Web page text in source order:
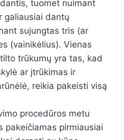
tuomet nuimant
galiausiai dantų
sujungtas tris (ar
(vainikėlius). Vienas
trūkumų yra tas, kad
ar įtrūkimas ir
reikia pakeisti visą
procedūros metu
pakeičiamas pirmiausiai